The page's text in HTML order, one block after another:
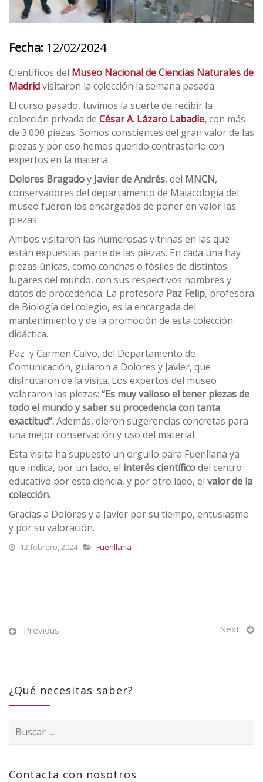
Fecha: 12/02/2024
Científicos del Museo Nacional de Ciencias Naturales de
Madridvisitaron la colección la semana pasada.
El curso pasado, tuvimos la suerte de recibir la
colección privada de César A. Lázaro Labadie,con más
de 3.000 piezas. Somos conscientes del gran valor de las
piezas y por eso hemos querido contrastarlo con
expertos en la materia.
Dolores Bragadoy Javier de Andrés, del MNCN,
conservadores del departamento de Malacología del
museo fueron los encargados de poner en valor las
piezas.
Ambos visitaron las numerosas vitrinas en las que
están expuestas parte de las piezas. En cada una hay
piezas únicas, como conchas o fósiles de distintos
lugares del mundo, con sus respectivos nombres y
datos de procedencia. La profesora Paz Felip, profesora
de Biología del colegio, es la encargada del
mantenimiento y de la promoción de esta colección
didáctica.
Paz y Carmen Calvo, del Departamento de
Comunicación, guiaron a Dolores y Javier, que
disfrutaron de la visita. Los expertos del museo
valoraron las piezas: “Es muy valioso el tener piezas de
todo el mundo y saber su procedencia con tanta
exactitud”.Además, dieron sugerencias concretas para
una mejor conservación y uso del material.
Esta visita ha supuesto un orgullo para Fuenllana ya
que indica, por un lado, el interés científicodel centro
educativo por esta ciencia, y por otro lado, el valor de la
colección.
Gracias a Dolores y a Javier por su tiempo, entusiasmo
y por su valoración.
12 febrero, 2024 Fuenllana
Previous Next
¿Qué necesitas saber?
Buscar:
Contacta con nosotros